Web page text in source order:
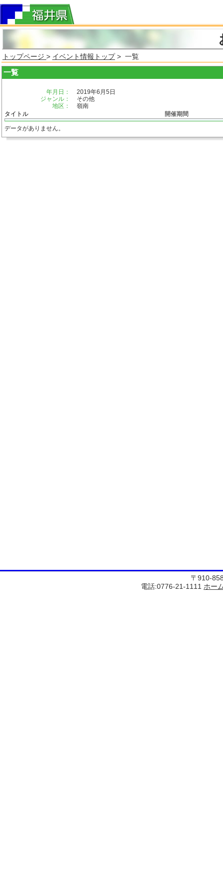
トップページ > イベント情報トップ> 一覧
一覧
年月日：
2019年6月5日
ジャンル：
その他
地区：
嶺南
タイトル
開催期間
データがありません。
〒910-
電話:0776-21-1111 ホー